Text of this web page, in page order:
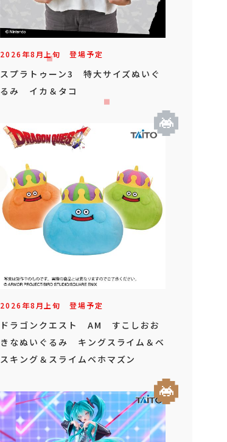
2026年8月上旬 登場予定
スプラトゥーン3 特大サイズぬいぐ
るみ イカ＆タコ
2026年8月上旬 登場予定
ドラゴンクエスト AM すこしおお
きなぬいぐるみ キングスライム＆ベ
スキング＆スライムベホマズン